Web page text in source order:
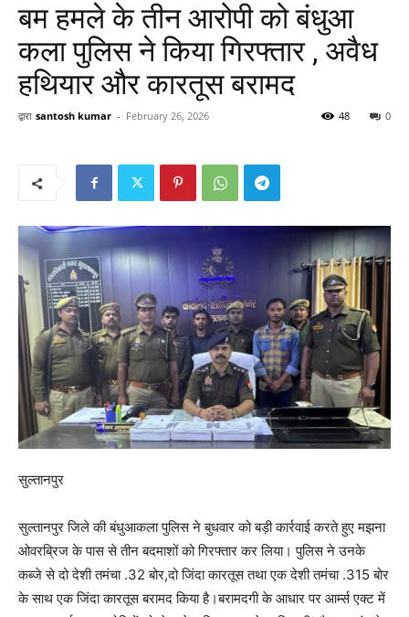
बम हमले के तीन आरोपी को बंधुआ
कला पुलिस ने किया गिरफ्तार , अवैध
हथियार और कारतूस बरामद
द्वारा santosh kumar - February 26, 2026 0
48
सुल्तानपुर
सुल्तानपुर जिले की बंधुआकला पुलिस ने बुधवार को बड़ी कार्रवाई करते हुए मझना
ओवरब्रिज के पास से तीन बदमाशों को गिरफ्तार कर लिया। पुलिस ने उनके
कब्जे से दो देशी तमंचा .32 बोर,दो जिंदा कारतूस तथा एक देशी तमंचा .315 बोर
के साथ एक जिंदा कारतूस बरामद किया है।बरामदगी के आधार पर आर्म्स एक्ट में